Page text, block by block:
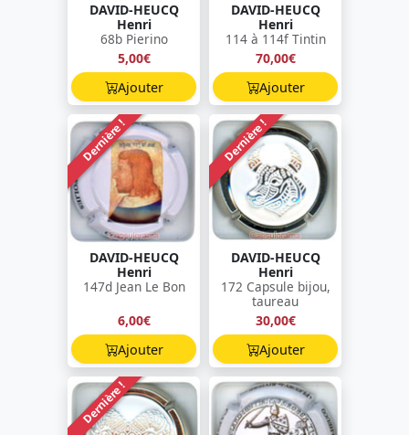
DAVID-HEUCQ
Henri
68b Pierino
5,00€
Ajouter
DAVID-HEUCQ
Henri
114 à 114f Tintin
70,00€
Ajouter
Dernière !
DAVID-HEUCQ
Henri
147d Jean Le Bon
6,00€
Ajouter
Dernière !
DAVID-HEUCQ
Henri
172 Capsule bijou,
taureau
30,00€
Ajouter
Dernière !